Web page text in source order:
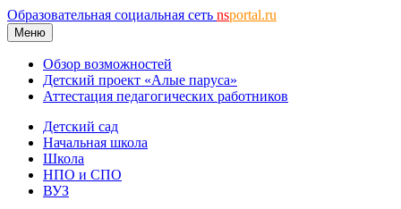
Образовательная социальная сеть nsportal.ru
Меню
Обзор возможностей
Детский проект «Алые паруса»
Аттестация педагогических работников
Детский сад
Начальная школа
Школа
НПО и СПО
ВУЗ